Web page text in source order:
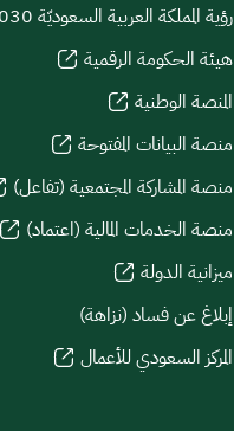
رؤية المملكة العربية السعوديّة 2030
هيئة الحكومة الرقمية
المنصة الوطنية
منصة البيانات المفتوحة
منصة المشاركة المجتمعية (تفاعل)
منصة الخدمات المالية (اعتماد)
ميزانية الدولة
إبلاغ عن فساد (نزاهة)
المركز السعودي للأعمال